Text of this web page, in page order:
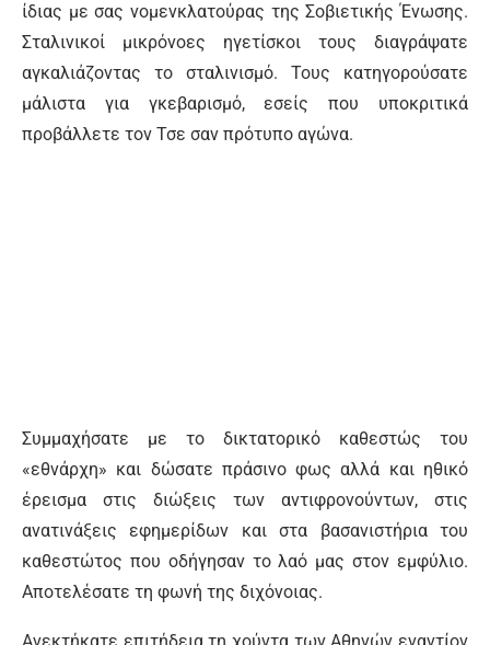
ίδιας με σας νομενκλατούρας της Σοβιετικής Ένωσης.
Σταλινικοί μικρόνοες ηγετίσκοι τους διαγράψατε
αγκαλιάζοντας το σταλινισμό. Τους κατηγορούσατε
μάλιστα για γκεβαρισμό, εσείς που υποκριτικά
προβάλλετε τον Τσε σαν πρότυπο αγώνα.
Συμμαχήσατε με το δικτατορικό καθεστώς του
«εθνάρχη» και δώσατε πράσινο φως αλλά και ηθικό
έρεισμα στις διώξεις των αντιφρονούντων, στις
ανατινάξεις εφημερίδων και στα βασανιστήρια του
καθεστώτος που οδήγησαν το λαό μας στον εμφύλιο.
Αποτελέσατε τη φωνή της διχόνοιας.